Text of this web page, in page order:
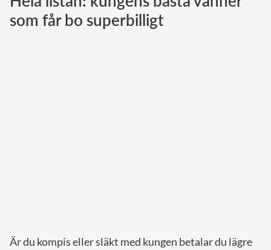
Norska kungahuset
som får bo superbilligt
Är du kompis eller släkt med kungen betalar du lägre